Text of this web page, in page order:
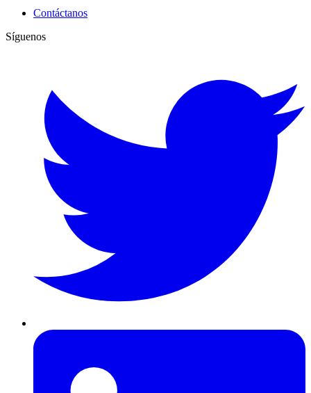
Contáctanos
Síguenos